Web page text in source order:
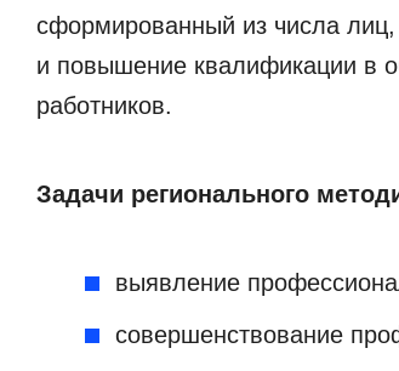
сформированный из числа
и повышение квалификации в
работников.
Задачи регионального
выявление
совершенствование